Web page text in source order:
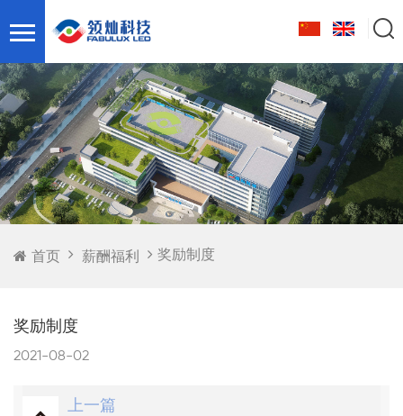
首页 薪酬福利 奖励制度
奖励制度
2021-08-02
上一篇